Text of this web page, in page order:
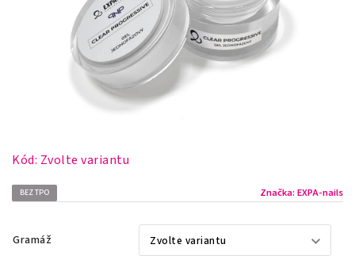
Kód: Zvolte variantu
BEZ TPO Značka: EXPA-nails
Gramáž